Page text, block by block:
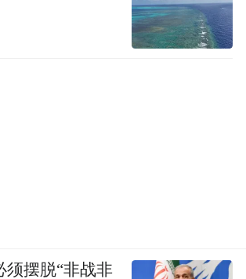
须摆脱“非战非